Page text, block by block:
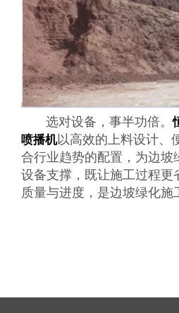
选对设备，事半功倍。
喷播机以高效的上料设计、
合行业趋势的配置，为边坡
设备支撑，既让施工过程更
质量与进度，是边坡绿化施